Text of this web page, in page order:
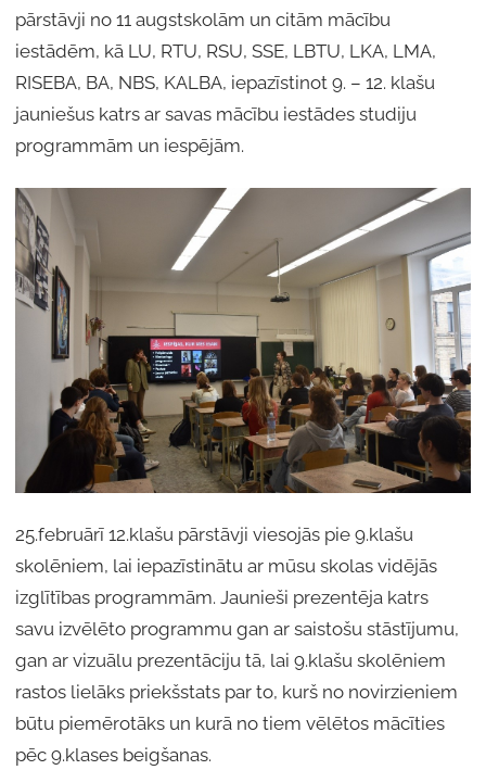
pārstāvji no 11 augstskolām un citām mācību
iestādēm, kā LU, RTU, RSU, SSE, LBTU, LKA, LMA,
RISEBA, BA, NBS, KALBA, iepazīstinot 9. – 12. klašu
jauniešus katrs ar savas mācību iestādes studiju
programmām un iespējām.
25.februārī 12.klašu pārstāvji viesojās pie 9.klašu
skolēniem, lai iepazīstinātu ar mūsu skolas vidējās
izglītības programmām. Jaunieši prezentēja katrs
savu izvēlēto programmu gan ar saistošu stāstījumu,
gan ar vizuālu prezentāciju tā, lai 9.klašu skolēniem
rastos lielāks priekšstats par to, kurš no novirzieniem
būtu piemērotāks un kurā no tiem vēlētos mācīties
pēc 9.klases beigšanas.